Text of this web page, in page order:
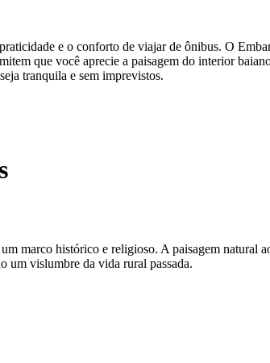
e o conforto de viajar de ônibus. O
que você aprecie a paisagem do interior
tranquila e sem imprevistos.
marco histórico e religioso. A paisagem natural
um vislumbre da vida rural passada.